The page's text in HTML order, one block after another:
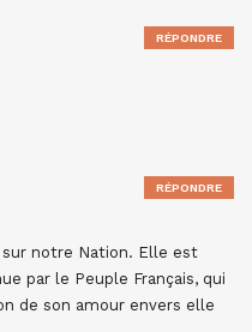
RÉPONDRE
notre Nation. Elle est
par le Peuple Français, qui
de son amour envers elle
RÉPONDRE